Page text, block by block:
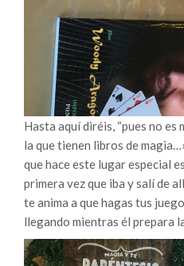
Hasta aquí diréis, “pues no es
la que tienen libros de
que hace este lugar especial
primera vez que iba y salí de
te anima a que hagas tus
llegando mientras él prepara